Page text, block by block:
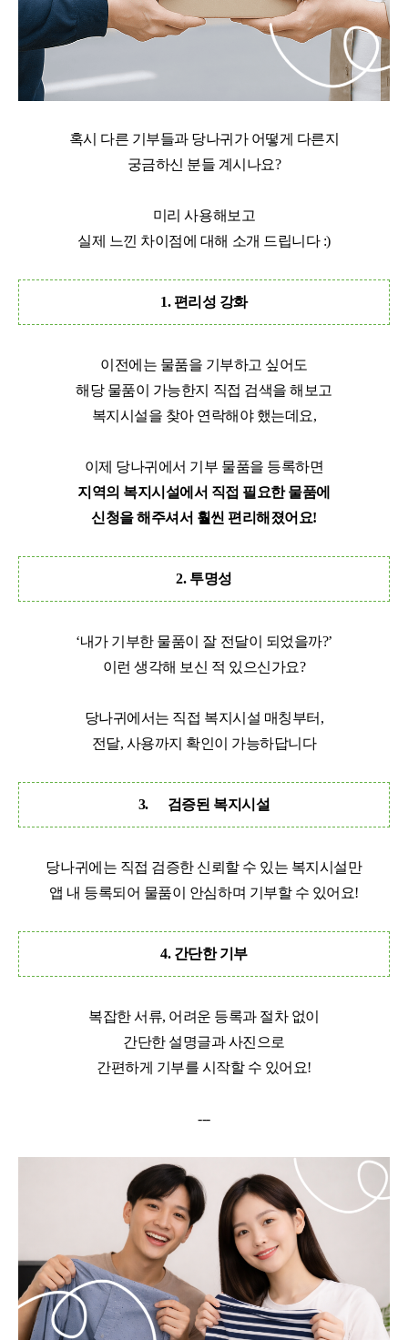
혹시 다른 기부들과 당나귀가 어떻게 다른지
궁금하신 분들 계시나요?
미리 사용해보고
실제 느낀 차이점에 대해 소개 드립니다 :)
1. 편리성 강화
이전에는 물품을 기부하고 싶어도
해당 물품이 가능한지 직접 검색을 해보고
복지시설을 찾아 연락해야 했는데요,
이제 당나귀에서 기부 물품을 등록하면
지역의 복지시설에서 직접 필요한 물품에
신청을 해주셔서 훨씬 편리해졌어요!
2. 투명성
‘내가 기부한 물품이 잘 전달이 되었을까?’
이런 생각해 보신 적 있으신가요?
당나귀에서는 직접 복지시설 매칭부터,
전달, 사용까지 확인이 가능하답니다
3. 검증된 복지시설
당나귀에는 직접 검증한 신뢰할 수 있는 복지시설만
앱 내 등록되어 물품이 안심하며 기부할 수 있어요!
4. 간단한 기부
복잡한 서류, 어려운 등록과 절차 없이
간단한 설명글과 사진으로
간편하게 기부를 시작할 수 있어요!
---